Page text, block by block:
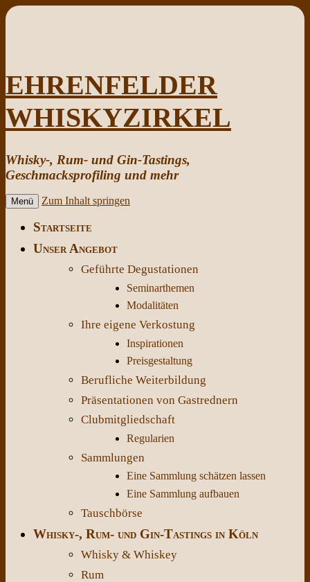
EHRENFELDER
WHISKYZIRKEL
Whisky-, Rum- und Gin-Tastings,
Geschmacksprofiling und mehr
Menü Zum Inhalt springen
Startseite
Unser Angebot
Geführte Degustationen
Seminarthemen
Modalitäten
Ihre eigene Verkostung
Inspirationen
Preisgestaltung
Berufliche Weiterbildung
Präsentationen von Gastrednern
Clubmitgliedschaft
Regularien
Sammlungen
Eine Sammlung schätzen lassen
Eine Sammlung aufbauen
Tauschbörse
Whisky-, Rum- und Gin-Tastings in Köln
Whisky & Whiskey
Rum